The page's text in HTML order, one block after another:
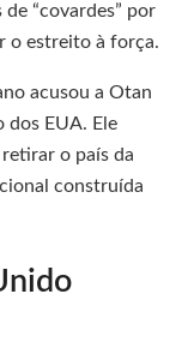
“covardes” por
o estreito à força.
acusou a Otan
dos EUA. Ele
o país da
construída